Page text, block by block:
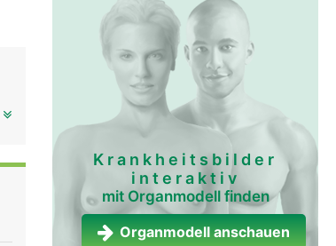
Krankheitsbilder
interaktiv
mit Organmodell finden
Organmodell anschauen